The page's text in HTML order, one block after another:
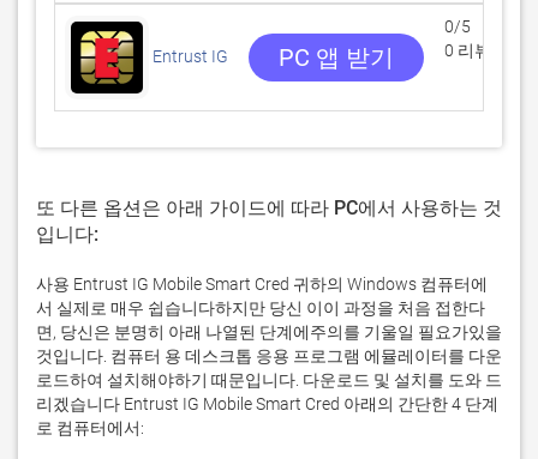
Entrust IG PC 앱 받기
0/5
0 리뷰
또 다른 옵션은 아래 가이드에 따라 PC에서 사용하는 것
입니다:
사용 Entrust IG Mobile Smart Cred 귀하의 Windows 컴퓨터에
서 실제로 매우 쉽습니다하지만 당신 이이 과정을 처음 접한다
면, 당신은 분명히 아래 나열된 단계에주의를 기울일 필요가있을
것입니다. 컴퓨터 용 데스크톱 응용 프로그램 에뮬레이터를 다운
로드하여 설치해야하기 때문입니다. 다운로드 및 설치를 도와 드
리겠습니다 Entrust IG Mobile Smart Cred 아래의 간단한 4 단계
로 컴퓨터에서: